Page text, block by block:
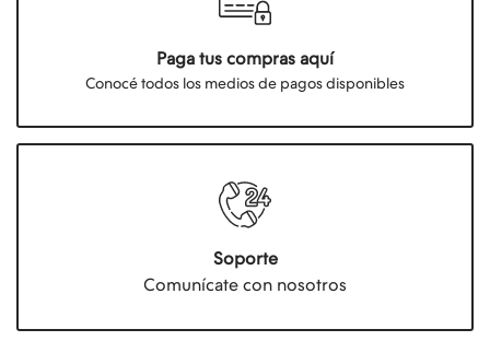
Paga tus compras aquí
Conocé todos los medios de pagos disponibles
Soporte
Comunícate con nosotros